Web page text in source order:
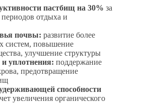
пастбищ на 30% за
отдыха и
почвы: развитие более
систем, повышение
улучшение структуры
уплотнения: поддержание
предотвращение
способности
увеличения органического